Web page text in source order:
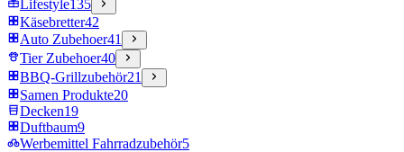
Lifestyle135
Käsebretter42
Auto Zubehoer41
Tier Zubehoer40
BBQ-Grillzubehör21
Samen Produkte20
Decken19
Duftbaum9
Werbemittel Fahrradzubehör5